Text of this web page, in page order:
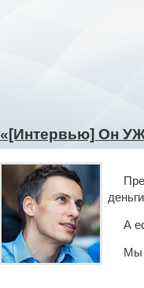
«[Интервью] Он
А
Мы